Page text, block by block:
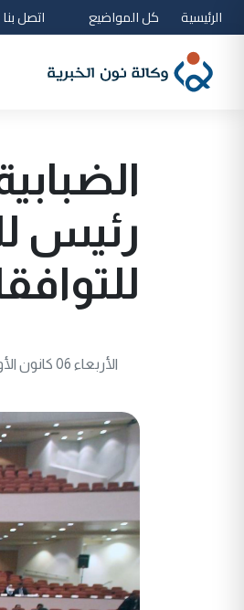
الرئيسية كل المواضيع اتصل بنا
رئيس
الأربعاء 06 كانون الأول 2023